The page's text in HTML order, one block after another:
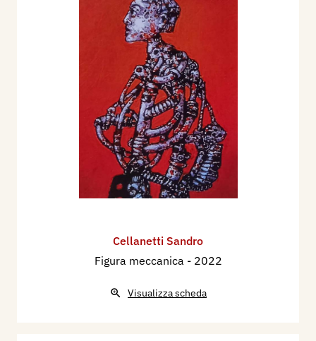
Cellanetti Sandro
Figura meccanica - 2022
Visualizza scheda